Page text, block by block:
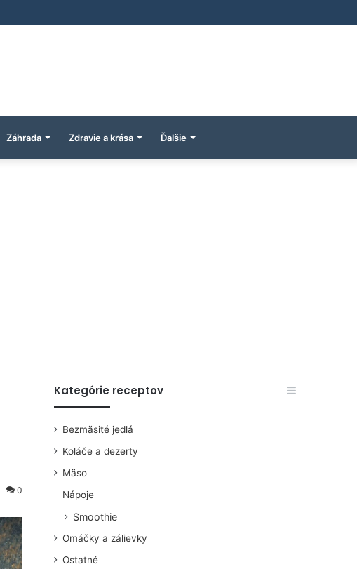
Záhrada Zdravie a krása Ďalšie
0
Kategórie receptov
Bezmäsité jedlá
Koláče a dezerty
Mäso
Nápoje
Smoothie
Omáčky a zálievky
Ostatné